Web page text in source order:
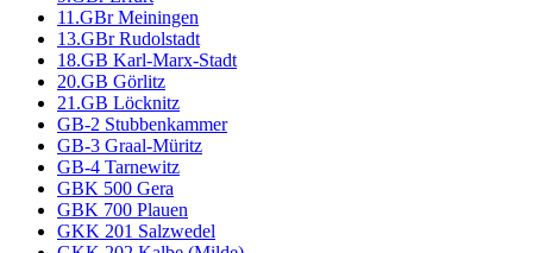
11.GBr Meiningen
13.GBr Rudolstadt
18.GB Karl-Marx-Stadt
20.GB Görlitz
21.GB Löcknitz
GB-2 Stubbenkammer
GB-3 Graal-Müritz
GB-4 Tarnewitz
GBK 500 Gera
GBK 700 Plauen
GKK 201 Salzwedel